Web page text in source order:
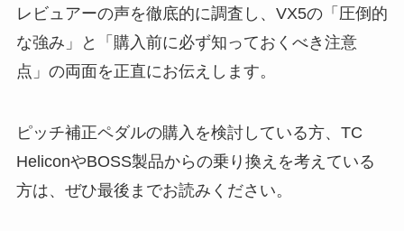
レビュアーの声を徹底的に調査し、VX5の「圧倒的
な強み」と「購入前に必ず知っておくべき注意
点」の両面を正直にお伝えします。
ピッチ補正ペダルの購入を検討している方、TC
HeliconやBOSS製品からの乗り換えを考えている
方は、ぜひ最後までお読みください。